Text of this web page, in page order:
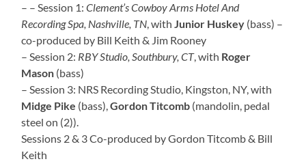
– – Session 1:Clement’s Cowboy Arms Hotel And
Recording Spa, Nashville, TN, withJunior Huskey (bass) –
co-produced by Bill Keith & Jim Rooney
– Session 2: RBY Studio, Southbury, CT, with Roger
Mason (bass)
– Session 3: NRS Recording Studio, Kingston, NY, with
Midge Pike (bass),Gordon Titcomb (mandolin, pedal
steel on (2)).
Sessions 2 & 3 Co-produced by Gordon Titcomb & Bill
Keith